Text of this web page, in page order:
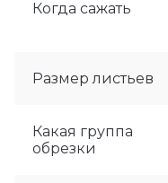
Когда сажать
Размер листьев
Какая группа
обрезки